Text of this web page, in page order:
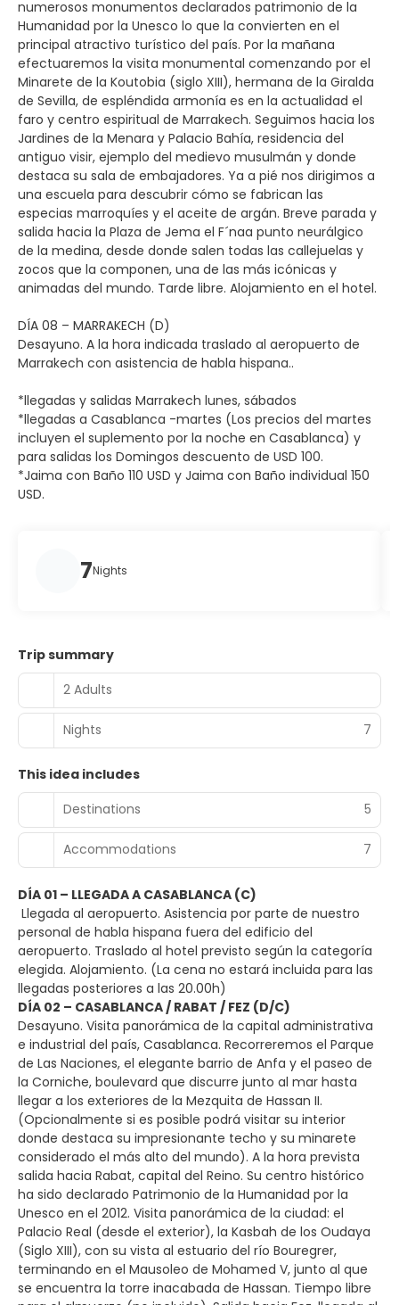
numerosos monumentos declarados patrimonio de la
Humanidad por la Unesco lo que la convierten en el
principal atractivo turístico del país. Por la mañana
efectuaremos la visita monumental comenzando por el
Minarete de la Koutobia (siglo XIII), hermana de la Giralda
de Sevilla, de espléndida armonía es en la actualidad el
faro y centro espiritual de Marrakech. Seguimos hacia los
Jardines de la Menara y Palacio Bahía, residencia del
antiguo visir, ejemplo del medievo musulmán y donde
destaca su sala de embajadores. Ya a pié nos dirigimos a
una escuela para descubrir cómo se fabrican las
especias marroquíes y el aceite de argán. Breve parada y
salida hacia la Plaza de Jema el F´naa punto neurálgico
de la medina, desde donde salen todas las callejuelas y
zocos que la componen, una de las más icónicas y
animadas del mundo. Tarde libre. Alojamiento en el hotel.
DÍA 08 – MARRAKECH (D)
Desayuno. A la hora indicada traslado al aeropuerto de
Marrakech con asistencia de habla hispana..
*llegadas y salidas Marrakech lunes, sábados
*llegadas a Casablanca -martes (Los precios del martes
incluyen el suplemento por la noche en Casablanca) y
para salidas los Domingos descuento de USD 100.
*Jaima con Baño 110 USD y Jaima con Baño individual 150
USD.
7Nights
Trip summary
2 Adults
Nights 7
This idea includes
Destinations
5
Accommodations 7
DÍA 01 – LLEGADA A CASABLANCA (C)
Llegada al aeropuerto. Asistencia por parte de nuestro
personal de habla hispana fuera del edificio del
aeropuerto. Traslado al hotel previsto según la categoría
elegida. Alojamiento. (La cena no estará incluida para las
llegadas posteriores a las 20.00h)
DÍA 02 – CASABLANCA / RABAT / FEZ (D/C)
Desayuno. Visita panorámica de la capital administrativa
e industrial del país, Casablanca. Recorreremos el Parque
de Las Naciones, el elegante barrio de Anfa y el paseo de
la Corniche, boulevard que discurre junto al mar hasta
llegar a los exteriores de la Mezquita de Hassan II.
(Opcionalmente si es posible podrá visitar su interior
donde destaca su impresionante techo y su minarete
considerado el más alto del mundo). A la hora prevista
salida hacia Rabat, capital del Reino. Su centro histórico
ha sido declarado Patrimonio de la Humanidad por la
Unesco en el 2012. Visita panorámica de la ciudad: el
Palacio Real (desde el exterior), la Kasbah de los Oudaya
(Siglo XIII), con su vista al estuario del río Bouregrer,
terminando en el Mausoleo de Mohamed V, junto al que
se encuentra la torre inacabada de Hassan. Tiempo libre